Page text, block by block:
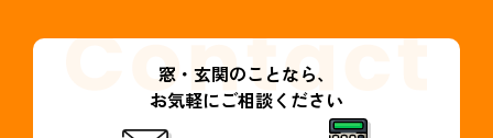
窓・玄関のことなら、
お気軽にご相談ください